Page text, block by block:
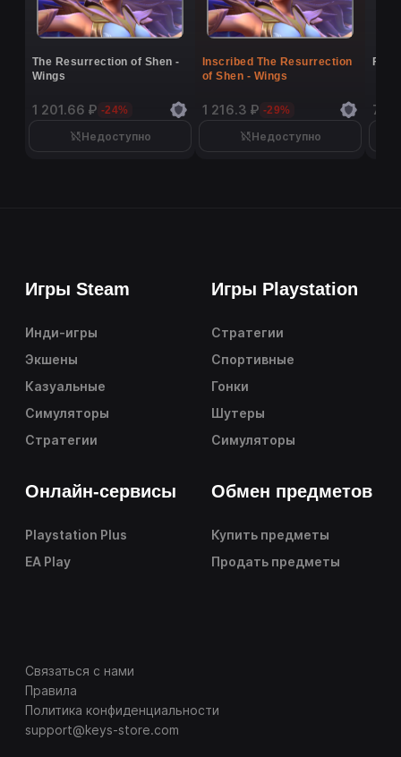
The Resurrection of Shen -
Wings
1 201.66 ₽ -24%
Недоступно
Inscribed The Resurrection
of Shen - Wings
1 216.3 ₽ -29%
Недоступно
7
Игры Steam
Инди-игры
Экшены
Казуальные
Симуляторы
Стратегии
Игры Playstation
Стратегии
Спортивные
Гонки
Шутеры
Симуляторы
Онлайн-сервисы
Playstation Plus
EA Play
Обмен предметов
Купить предметы
Продать предметы
Связаться с нами
Правила
Политика конфиденциальности
support@keys-store.com